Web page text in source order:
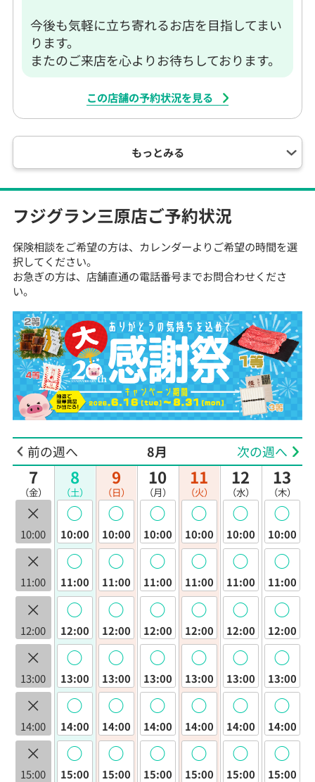
今後も気軽に立ち寄れるお店を目指してまい
ります。
またのご来店を心よりお待ちしております。
この店舗の予約状況を見る
もっとみる
フジグラン三原店ご予約状況
前の週へ 8月 次の週へ
7
（金）
×
10:00
×
11:00
×
12:00
×
13:00
×
14:00
×
15:00
8
（土）
◯
10:00
◯
11:00
◯
12:00
◯
13:00
◯
14:00
◯
15:00
9
（日）
◯
10:00
◯
11:00
◯
12:00
◯
13:00
◯
14:00
◯
15:00
10
（月）
◯
10:00
◯
11:00
◯
12:00
◯
13:00
◯
14:00
◯
15:00
11
（火）
◯
10:00
◯
11:00
◯
12:00
◯
13:00
◯
14:00
◯
15:00
12
（水）
◯
10:00
◯
11:00
◯
12:00
◯
13:00
◯
14:00
◯
15:00
13
（木）
◯
10:00
◯
11:00
◯
12:00
◯
13:00
◯
14:00
◯
15:00
保険相談をご希望の方は、カレンダーよりご希望の時間を選
択してください。
お急ぎの方は、店舗直通の電話番号までお問合わせくださ
い。